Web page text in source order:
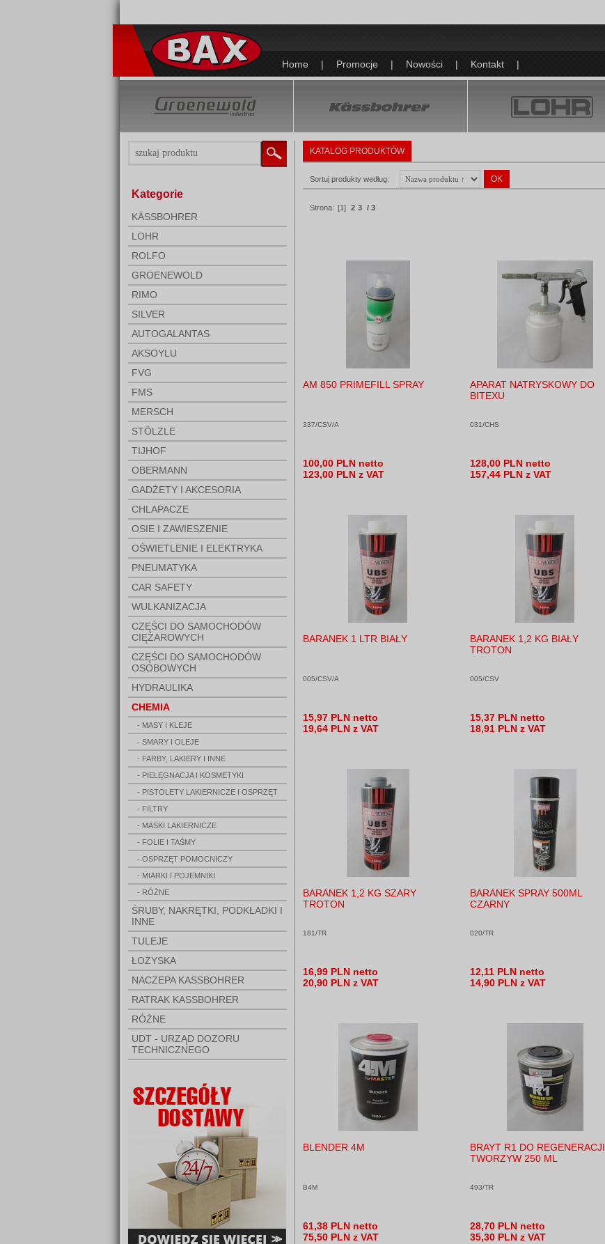
Home | Promocje | Nowości | Kontakt |
Kategorie
KÄSSBOHRER
LOHR
ROLFO
GROENEWOLD
RIMO
SILVER
AUTOGALANTAS
AKSOYLU
FVG
FMS
MERSCH
STÖLZLE
TIJHOF
OBERMANN
GADŻETY I AKCESORIA
CHLAPACZE
OSIE I ZAWIESZENIE
OŚWIETLENIE I ELEKTRYKA
PNEUMATYKA
CAR SAFETY
WULKANIZACJA
CZĘŚCI DO SAMOCHODÓW
CIĘŻAROWYCH
CZĘŚCI DO SAMOCHODÓW
OSOBOWYCH
HYDRAULIKA
CHEMIA
- MASY I KLEJE
- SMARY I OLEJE
- FARBY, LAKIERY I INNE
- PIELĘGNACJA I KOSMETYKI
- PISTOLETY LAKIERNICZE I OSPRZĘT
- FILTRY
- MASKI LAKIERNICZE
- FOLIE I TAŚMY
- OSPRZĘT POMOCNICZY
- MIARKI I POJEMNIKI
- RÓŻNE
ŚRUBY, NAKRĘTKI, PODKŁADKI I
INNE
TULEJE
ŁOŻYSKA
NACZEPA KASSBOHRER
RATRAK KASSBOHRER
RÓŻNE
UDT - URZĄD DOZORU
TECHNICZNEGO
KATALOG PRODUKTÓW
Sortuj produkty według:
Strona: [1] 2 3 / 3
AM 850 PRIMEFILL SPRAY
337/CSV/A
100,00 PLN netto
123,00 PLN z VAT
APARAT NATRYSKOWY DO
BITEXU
031/CHS
128,00 PLN netto
157,44 PLN z VAT
BARANEK 1 LTR BIAŁY
005/CSV/A
15,97 PLN netto
19,64 PLN z VAT
BARANEK 1,2 KG BIAŁY
TROTON
005/CSV
15,37 PLN netto
18,91 PLN z VAT
BARANEK 1,2 KG SZARY
TROTON
181/TR
16,99 PLN netto
20,90 PLN z VAT
BARANEK SPRAY 500ML
CZARNY
020/TR
12,11 PLN netto
14,90 PLN z VAT
BLENDER 4M
B4M
61,38 PLN netto
75,50 PLN z VAT
BRAYT R1 DO REGENERACJI
TWORZYW 250 ML
493/TR
28,70 PLN netto
35,30 PLN z VAT